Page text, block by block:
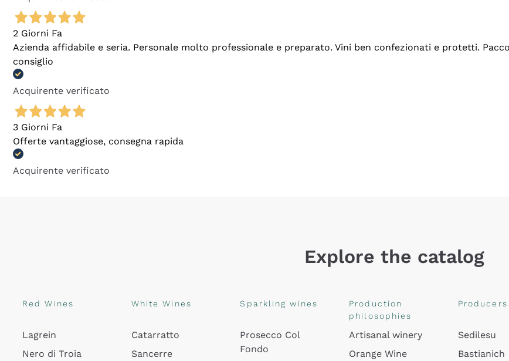
2 Giorni Fa
Azienda affidabile e seria. Personale molto professionale e preparato. Vini ben confezionati e protetti.
consiglio
Acquirente verificato
3 Giorni Fa
Offerte vantaggiose, consegna rapida
Acquirente verificato
Explore the catalog
Red Wines
Lagrein
Nero di Troia
White Wines
Catarratto
Sancerre
Sparkling wines
Prosecco Col
Fondo
Production
philosophies
Artisanal winery
Orange Wine
Producers
Sedilesu
Bastianich